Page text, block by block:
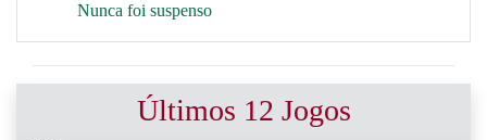
Nunca foi suspenso
Últimos 12 Jogos